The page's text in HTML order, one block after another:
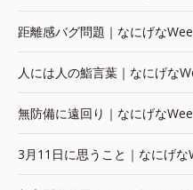
距離感バグ問題｜なにげな
人には人の鮨言葉｜なにげな
無防備に遠回り｜なにげな
3月11日に思うこと｜なにげな